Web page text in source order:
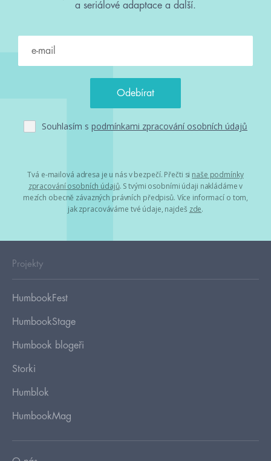
a seriálové adaptace a další.
Souhlasím s podmínkami zpracování osobních údajů
Tvá e-mailová adresa je u nás v bezpečí. Přečti si naše podmínky
zpracování osobních údajů. S tvými osobními údaji nakládáme v
mezích obecně závazných právních předpisů. Více informací o tom,
jak zpracováváme tvé údaje, najdeš zde.
Projekty
HumbookFest
HumbookStage
Humbook blogeři
Storki
Humblok
HumbookMag